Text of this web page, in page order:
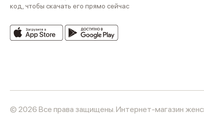
код, чтобы скачать его прямо сейчас
© 2026 Все права защищены. Интернет-магазин